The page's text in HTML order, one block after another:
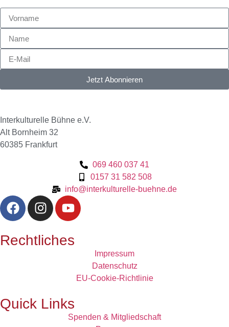
Jetzt Abonnieren
Interkulturelle Bühne e.V.
Alt Bornheim 32
60385 Frankfurt
069 460 037 41
0157 31 582 508
info@interkulturelle-buehne.de
Rechtliches
Impressum
Datenschutz
EU-Cookie-Richtlinie
Quick Links
Spenden & Mitgliedschaft